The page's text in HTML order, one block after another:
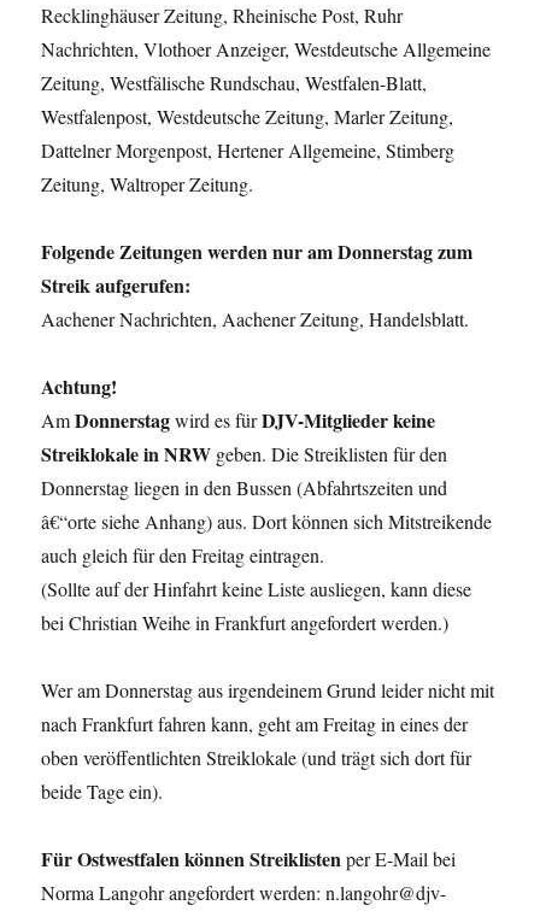
Recklinghäuser Zeitung, Rheinische Post, Ruhr
Nachrichten, Vlothoer Anzeiger, Westdeutsche Allgemeine
Zeitung, Westfälische Rundschau, Westfalen-Blatt,
Westfalenpost, Westdeutsche Zeitung, Marler Zeitung,
Dattelner Morgenpost, Hertener Allgemeine, Stimberg
Zeitung, Waltroper Zeitung.
Folgende Zeitungen werden nur am Donnerstag zum
Streik aufgerufen:
Aachener Nachrichten, Aachener Zeitung, Handelsblatt.
Achtung!
AmDonnerstagwird es fürDJV-Mitglieder keine
Streiklokale in NRW geben. Die Streiklisten für den
Donnerstag liegen in den Bussen (Abfahrtszeiten und
â€“orte siehe Anhang) aus. Dort können sich Mitstreikende
auch gleich für den Freitag eintragen.
(Sollte auf der Hinfahrt keine Liste ausliegen, kann diese
bei Christian Weihe in Frankfurt angefordert werden.)
Wer am Donnerstag aus irgendeinem Grund leider nicht mit
nach Frankfurt fahren kann, geht am Freitag in eines der
oben veröffentlichten Streiklokale (und trägt sich dort für
beide Tage ein).
Für Ostwestfalen können Streiklistenper E-Mail bei
Norma Langohr angefordert werden: n.langohr@djv-